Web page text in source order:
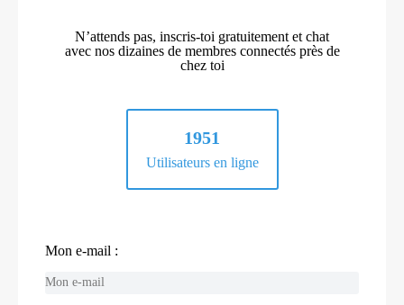
N’attends pas, inscris-toi gratuitement et chat
avec nos dizaines de membres connectés près de
chez toi
1951
Utilisateurs en ligne
Mon e-mail :